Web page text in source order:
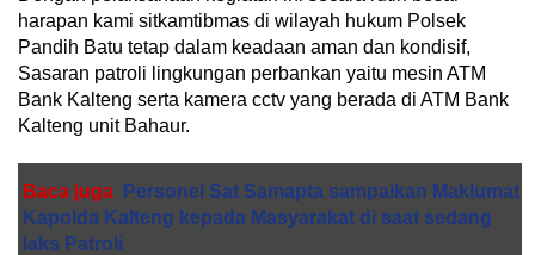
harapan kami sitkamtibmas di wilayah hukum Polsek
Pandih Batu tetap dalam keadaan aman dan kondisif,
Sasaran patroli lingkungan perbankan yaitu mesin ATM
Bank Kalteng serta kamera cctv yang berada di ATM Bank
Kalteng unit Bahaur.
Baca juga
Personel Sat Samapta sampaikan Maklumat
Kapolda Kalteng kepada Masyarakat di saat sedang
laks Patroli